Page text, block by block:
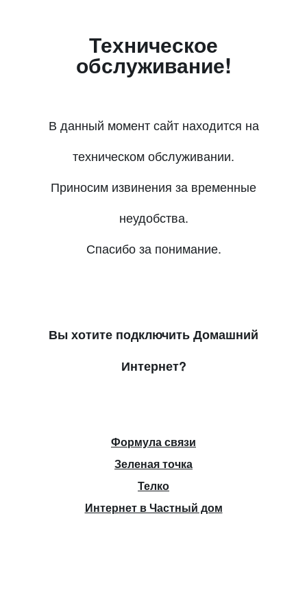
Техническое
обслуживание!
В данный момент сайт находится на
техническом обслуживании.
Приносим извинения за временные
неудобства.
Спасибо за понимание.
Вы хотите подключить Домашний
Интернет?
Формула связи
Зеленая точка
Телко
Интернет в Частный дом